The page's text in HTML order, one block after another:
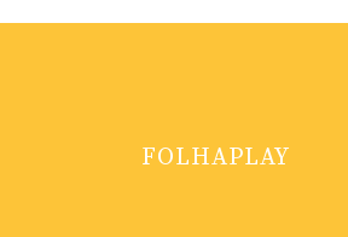
FOLHAPLAY